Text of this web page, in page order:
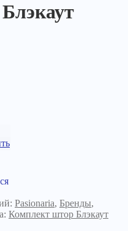
Pasionaria, Бренды,
Комплект штор Блэкаут